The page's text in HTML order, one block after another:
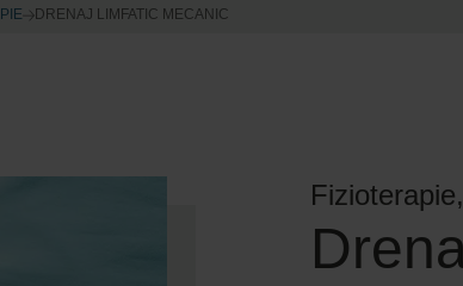
DRENAJ LIMFATIC MECANIC